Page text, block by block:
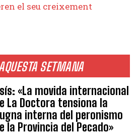
SETMANA
«La movida internacional
La Doctora tensiona la
interna del peronismo
la Provincia del Pecado»
el seu creixement